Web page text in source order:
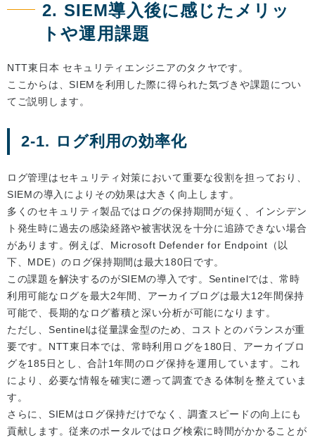
2. SIEM導入後に感じたメリッ
トや運用課題
NTT東日本 セキュリティエンジニアのタクヤです。
ここからは、SIEMを利用した際に得られた気づきや課題につい
てご説明します。
2-1. ログ利用の効率化
ログ管理はセキュリティ対策において重要な役割を担っており、
SIEMの導入によりその効果は大きく向上します。
多くのセキュリティ製品ではログの保持期間が短く、インシデン
ト発生時に過去の感染経路や被害状況を十分に追跡できない場合
があります。例えば、Microsoft Defender for Endpoint（以
下、MDE）のログ保持期間は最大180日です。
この課題を解決するのがSIEMの導入です。Sentinelでは、常時
利用可能なログを最大2年間、アーカイブログは最大12年間保持
可能で、長期的なログ蓄積と深い分析が可能になります。
ただし、Sentinelは従量課金型のため、コストとのバランスが重
要です。NTT東日本では、常時利用ログを180日、アーカイブロ
グを185日とし、合計1年間のログ保持を運用しています。これ
により、必要な情報を確実に遡って調査できる体制を整えていま
す。
さらに、SIEMはログ保持だけでなく、調査スピードの向上にも
貢献します。従来のポータルではログ検索に時間がかかることが